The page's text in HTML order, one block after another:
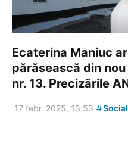
Ecaterina Maniuc
părăsească din
nr. 13. Precizările
17 febr. 2025, 13:53 #Social